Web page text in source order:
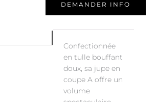
DEMANDER INFO
Confectionnée
en tulle bouffant
doux, sa jupe en
coupe A offre un
volume